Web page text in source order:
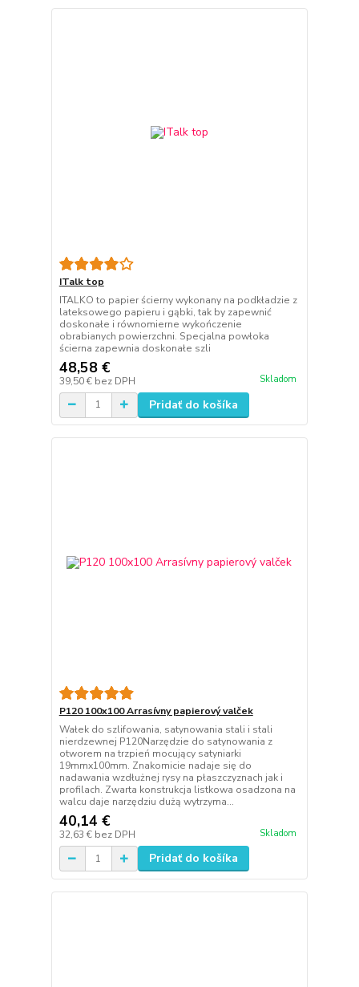
ITalk top
ITALKO to papier ścierny wykonany na podkładzie z
lateksowego papieru i gąbki, tak by zapewnić
doskonałe i równomierne wykończenie
obrabianych powierzchni. Specjalna powłoka
ścierna zapewnia doskonałe szli
48,58 €
39,50 € bez DPH Skladom
Pridať do košíka
P120 100x100 Arrasívny papierový valček
Wałek do szlifowania, satynowania stali i stali
nierdzewnej P120Narzędzie do satynowania z
otworem na trzpień mocujący satyniarki
19mmx100mm. Znakomicie nadaje się do
nadawania wzdłużnej rysy na płaszczyznach jak i
profilach. Zwarta konstrukcja listkowa osadzona na
walcu daje narzędziu dużą wytrzyma...
40,14 €
32,63 € bez DPH Skladom
Pridať do košíka